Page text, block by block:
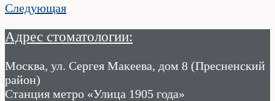
Следующая
Адрес стоматологии:
Москва, ул. Сергея Макеева, дом 8 (Пресненский
район)
Станция метро «Улица 1905 года»